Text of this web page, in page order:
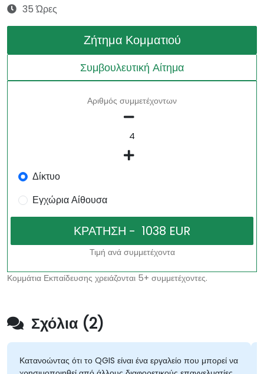
35 Ώρες
Ζήτημα Κομματιού
Συμβουλευτική Αίτημα
Αριθμός συμμετέχοντων
Δίκτυο
Εγχώρια Αίθουσα
Τιμή ανά συμμετέχοντα
Κομμάτια Εκπαίδευσης χρειάζονται 5+ συμμετέχοντες.
Σχόλια (2)
Κατανοώντας ότι το QGIS είναι ένα εργαλείο που μπορεί να